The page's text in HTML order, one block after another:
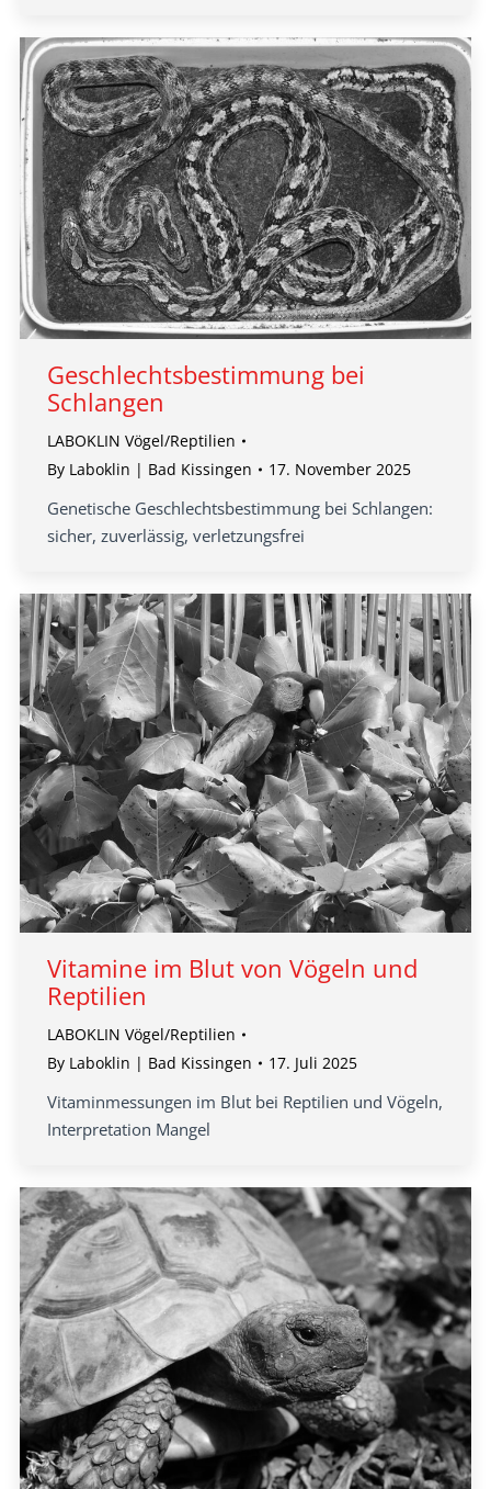
Geschlechtsbestimmung bei
Schlangen
LABOKLIN Vögel/Reptilien
By Laboklin | Bad Kissingen 17. November 2025
Genetische Geschlechtsbestimmung bei Schlangen:
sicher, zuverlässig, verletzungsfrei
Vitamine im Blut von Vögeln und
Reptilien
LABOKLIN Vögel/Reptilien
By Laboklin | Bad Kissingen 17. Juli 2025
Vitaminmessungen im Blut bei Reptilien und Vögeln,
Interpretation Mangel